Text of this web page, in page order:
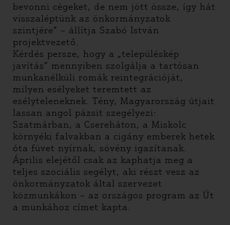
bevonni cégeket, de nem jött össze, így hát
visszaléptünk az önkormányzatok
szintjére” – állítja Szabó István
projektvezető.
Kérdés persze, hogy a „településkép
javítás” mennyiben szolgálja a tartósan
munkanélküli romák reintegrációját,
milyen esélyeket teremtett az
esélyteleneknek. Tény, Magyarország útjait
lassan angol pázsit szegélyezi:
Szatmárban, a Csereháton, a Miskolc
környéki falvakban a cigány emberek hetek
óta füvet nyírnak, sövény igazítanak.
Április elejétől csak az kaphatja meg a
teljes szociális segélyt, aki részt vesz az
önkormányzatok által szervezet
közmunkákon – az országos program az Út
a munkához címet kapta.